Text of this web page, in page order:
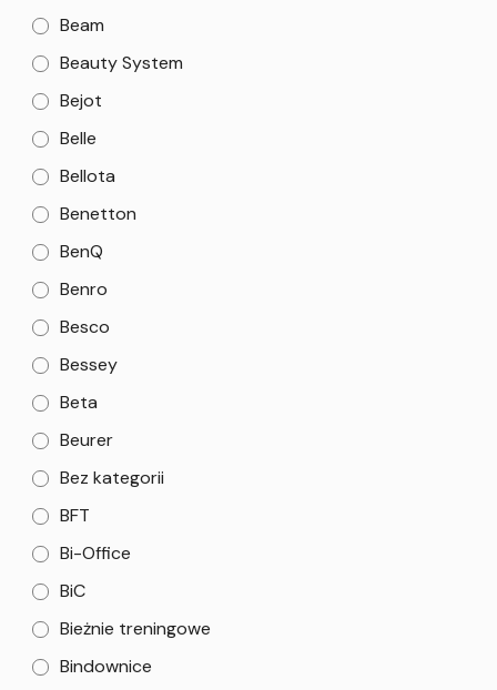
Beam
Beauty System
Bejot
Belle
Bellota
Benetton
BenQ
Benro
Besco
Bessey
Beta
Beurer
Bez kategorii
BFT
Bi-Office
BiC
Bieżnie treningowe
Bindownice